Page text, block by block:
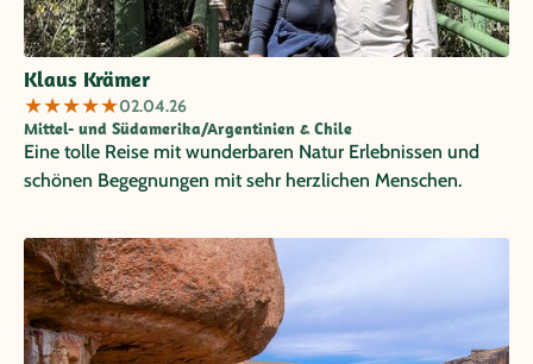
Klaus Krämer
★★★★★02.04.26
Mittel- und Südamerika/Argentinien & Chile
Eine tolle Reise mit wunderbaren Natur Erlebnissen und
schönen Begegnungen mit sehr herzlichen Menschen.